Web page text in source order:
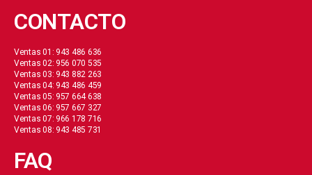
CONTACTO
Ventas 01: 943 486 636
Ventas 02: 956 070 535
Ventas 03: 943 882 263
Ventas 04: 943 486 459
Ventas 05: 957 664 638
Ventas 06: 957 667 327
Ventas 07: 966 178 716
Ventas 08: 943 485 731
FAQ